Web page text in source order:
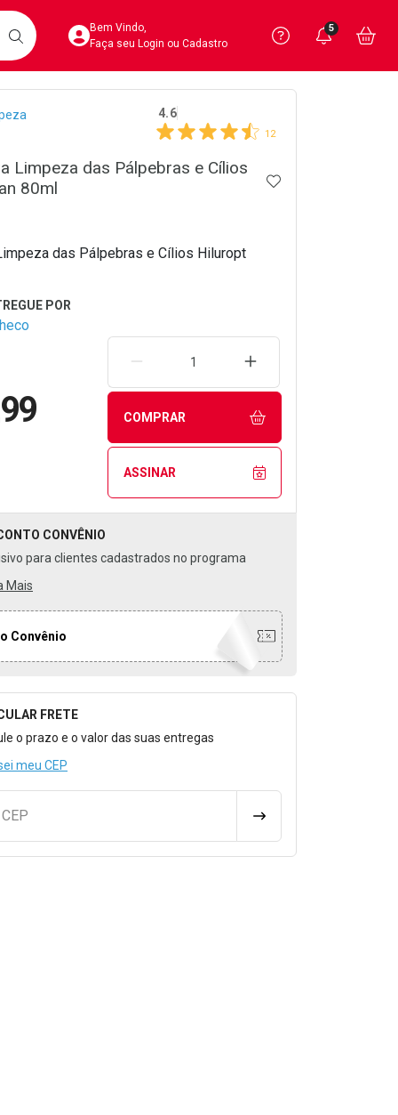
BUSCARAcesse sua Conta
Bem Vindo,
Faça seu Login ou Cadastro
Precisa
Ver Recursos
Você
5
4.6
12
Limpeza das Pálpebras e Cílios
80ml
ADICIONAR AOS
das Pálpebras e Cílios Hiluropt
REMOVER UMA UNIDADEAUMENTAR UMA
COMPRAR
ASSINAR
CONVÊNIO
para clientes cadastrados no programa
Mais
Convênio
para Calcular o Frete
FRETE
o prazo e o valor das suas entregas
meu CEP
CALCULAR FRETE